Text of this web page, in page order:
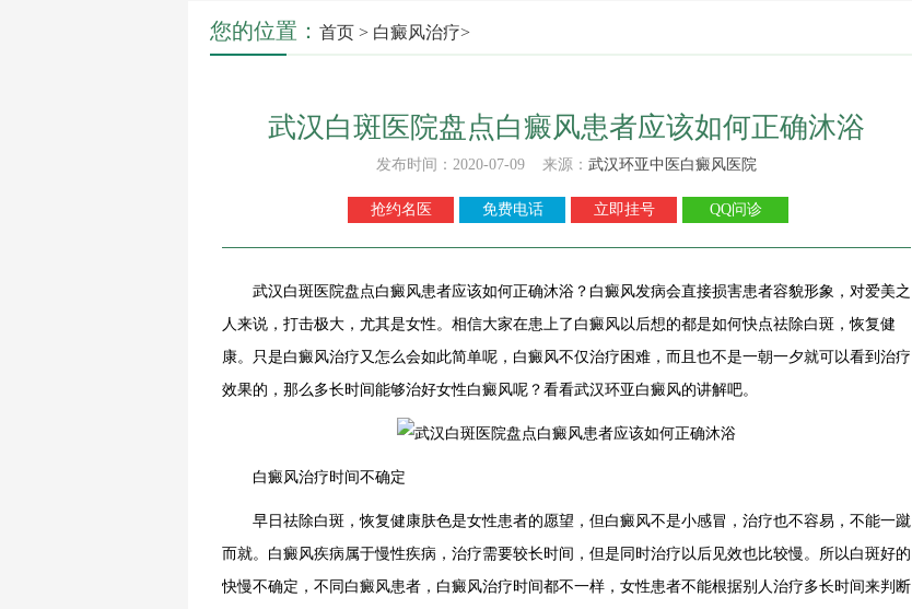
您的位置： 首页 > 白癜风治疗>
武汉白斑医院盘点白癜风患者应该如何正确沐浴
发布时间：2020-07-09 来源： 武汉环亚中医白癜风医院
抢约名医 免费电话 立即挂号 QQ问诊
武汉白斑医院盘点白癜风患者应该如何正确沐浴？白癜风发病会直接损害患者容貌形象，对爱美之
人来说，打击极大，尤其是女性。相信大家在患上了白癜风以后想的都是如何快点祛除白斑，恢复健
康。只是白癜风治疗又怎么会如此简单呢，白癜风不仅治疗困难，而且也不是一朝一夕就可以看到治疗
效果的，那么多长时间能够治好女性白癜风呢？看看武汉环亚白癜风的讲解吧。
白癜风治疗时间不确定
早日祛除白斑，恢复健康肤色是女性患者的愿望，但白癜风不是小感冒，治疗也不容易，不能一蹴
而就。白癜风疾病属于慢性疾病，治疗需要较长时间，但是同时治疗以后见效也比较慢。所以白斑好的
快慢不确定，不同白癜风患者，白癜风治疗时间都不一样，女性患者不能根据别人治疗多长时间来判断